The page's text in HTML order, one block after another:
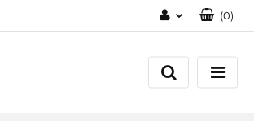
Zaloguj się
Zarejestruj się
(0)